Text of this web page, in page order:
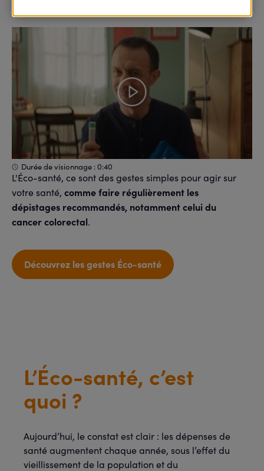
L'Éco-santé, ce sont des gestes simples pour agir sur
votre santé, comme faire régulièrement les
dépistages recommandés, notamment celui du
cancer colorectal.
Découvrez les gestes Éco-santé
Durée de visionnage : 0:40
L’Éco-santé, c’est
quoi ?
Aujourd’hui, le constat est clair : les dépenses de
santé augmentent chaque année, sous l’effet du
vieillissement de la population et du